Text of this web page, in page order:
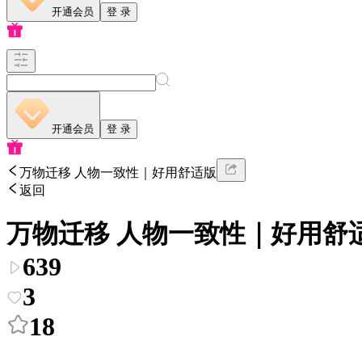
开通会员 登 录
开通会员 登 录
万物迁移 人物一致性｜好用舒适版
返回
万物迁移 人物一致性｜好用舒
639
3
18